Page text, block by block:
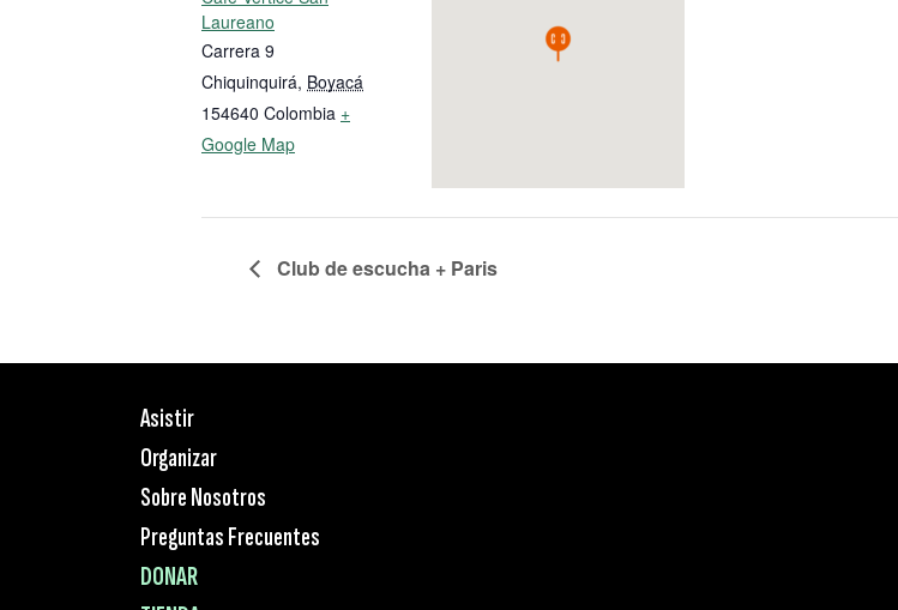
Laureano
Carrera 9
Chiquinquirá, Boyacá
154640 Colombia +
Google Map
Club de escucha + Paris
Asistir
Organizar
Sobre Nosotros
Preguntas Frecuentes
DONAR